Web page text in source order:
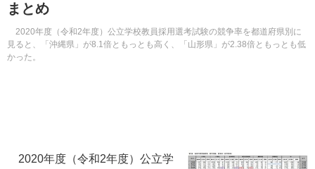
まとめ
2020年度（令和2年度）公立学校教員採用選考試験の競争率を都道府県別に
見ると、「沖縄県」が8.1倍ともっとも高く、「山形県」が2.38倍ともっとも低
かった。
2020年度（令和2年度）公立学